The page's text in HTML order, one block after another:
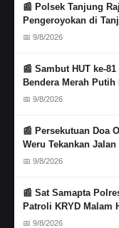
📰 Polsek Tanjung
Pengeroyokan di
📅 9/8/2026
📰 Sambut HUT ke-
Bendera Merah Putih
📅 9/8/2026
📰 Persekutuan Doa
Weru Tekankan
📅 9/8/2026
📰 Sat Samapta
Patroli KRYD Malam
📅 9/8/2026